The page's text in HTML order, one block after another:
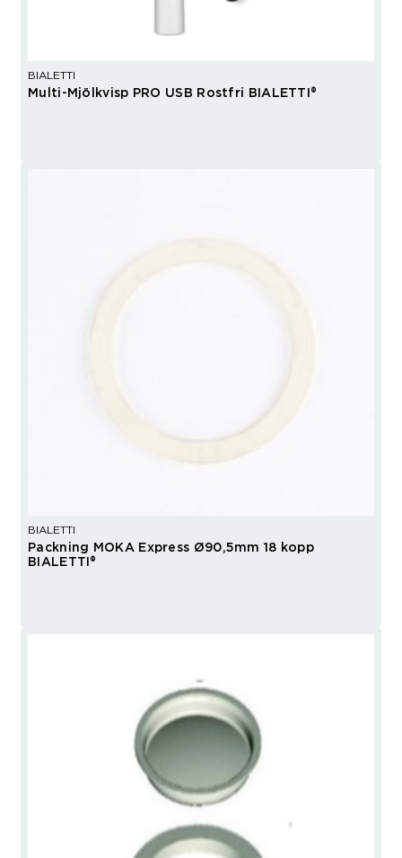
BIALETTI
Multi-Mjölkvisp PRO USB Rostfri BIALETTI®
BIALETTI
Packning MOKA Express Ø90,5mm 18 kopp
BIALETTI®